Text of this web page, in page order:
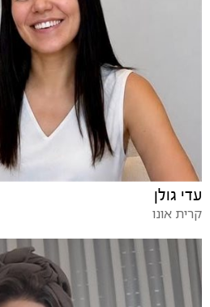
עדי גולן
קרית אונו